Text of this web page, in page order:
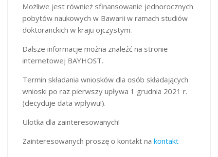
Możliwe jest również sfinansowanie jednorocznych
pobytów naukowych w Bawarii w ramach studiów
doktoranckich w kraju ojczystym.
Dalsze informacje można znaleźć na stronie
internetowej BAYHOST.
Termin składania wniosków dla osób składających
wnioski po raz pierwszy upływa 1 grudnia 2021 r.
(decyduje data wpływu!).
Ulotka dla zainteresowanych!
Zainteresowanych proszę o kontakt na kontakt